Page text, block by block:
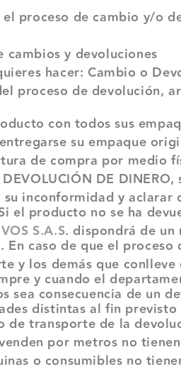
proceso de cambio y/o
cambios y devoluciones
hacer: Cambio o
proceso de devolución,
con todos sus
su empaque
de compra por medio
DE
inconformidad y aclarar
el producto no se ha
S.A.S. dispondrá de
En caso de que el
y los demás que
y cuando el
sea consecuencia de un
distintas al fin
de transporte de la
por metros no
o consumibles no